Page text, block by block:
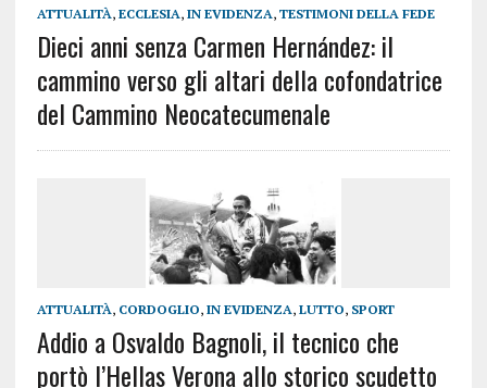
ATTUALITÀ, ECCLESIA, IN EVIDENZA, TESTIMONI DELLA FEDE
Dieci anni senza Carmen Hernández: il
cammino verso gli altari della cofondatrice
del Cammino Neocatecumenale
ATTUALITÀ, CORDOGLIO, IN EVIDENZA, LUTTO, SPORT
Addio a Osvaldo Bagnoli, il tecnico che
portò l’Hellas Verona allo storico scudetto